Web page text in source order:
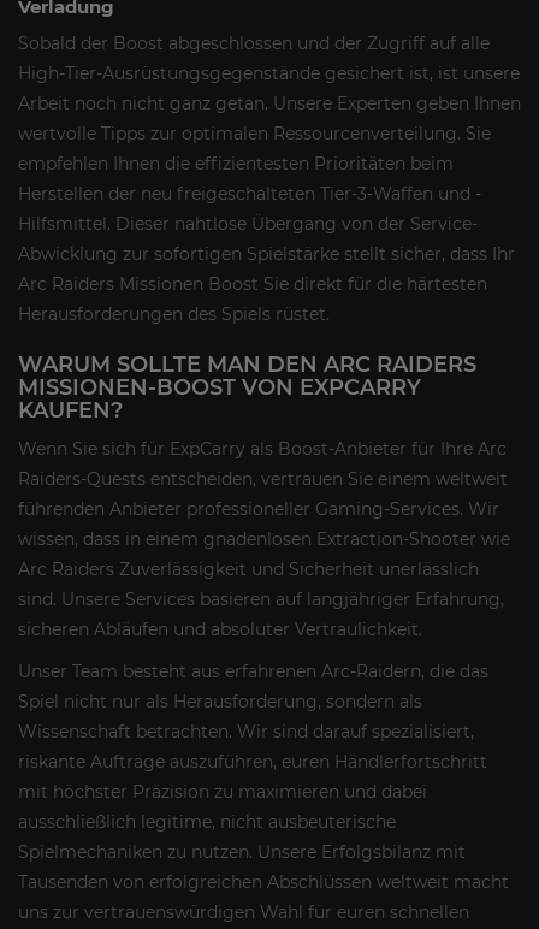
Verladung
Sobald der Boost abgeschlossen und der Zugriff auf alle
High-Tier-Ausrüstungsgegenstände gesichert ist, ist unsere
Arbeit noch nicht ganz getan. Unsere Experten geben Ihnen
wertvolle Tipps zur optimalen Ressourcenverteilung. Sie
empfehlen Ihnen die effizientesten Prioritäten beim
Herstellen der neu freigeschalteten Tier-3-Waffen und -
Hilfsmittel. Dieser nahtlose Übergang von der Service-
Abwicklung zur sofortigen Spielstärke stellt sicher, dass Ihr
Arc Raiders Missionen Boost Sie direkt für die härtesten
Herausforderungen des Spiels rüstet.
WARUM SOLLTE MAN DEN ARC RAIDERS
MISSIONEN-BOOST VON EXPCARRY
KAUFEN?
Wenn Sie sich für ExpCarry als Boost-Anbieter für Ihre Arc
Raiders-Quests entscheiden, vertrauen Sie einem weltweit
führenden Anbieter professioneller Gaming-Services. Wir
wissen, dass in einem gnadenlosen Extraction-Shooter wie
Arc Raiders Zuverlässigkeit und Sicherheit unerlässlich
sind. Unsere Services basieren auf langjähriger Erfahrung,
sicheren Abläufen und absoluter Vertraulichkeit.
Unser Team besteht aus erfahrenen Arc-Raidern, die das
Spiel nicht nur als Herausforderung, sondern als
Wissenschaft betrachten. Wir sind darauf spezialisiert,
riskante Aufträge auszuführen, euren Händlerfortschritt
mit höchster Präzision zu maximieren und dabei
ausschließlich legitime, nicht ausbeuterische
Spielmechaniken zu nutzen. Unsere Erfolgsbilanz mit
Tausenden von erfolgreichen Abschlüssen weltweit macht
uns zur vertrauenswürdigen Wahl für euren schnellen